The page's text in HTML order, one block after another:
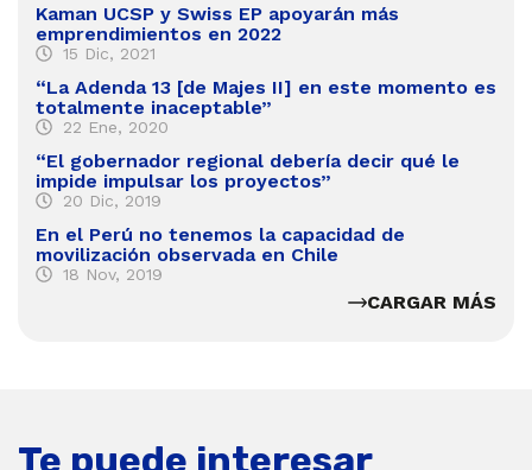
Kaman UCSP y Swiss EP apoyarán más
emprendimientos en 2022
15 Dic, 2021
“La Adenda 13 [de Majes II] en este momento es
totalmente inaceptable”
22 Ene, 2020
“El gobernador regional debería decir qué le
impide impulsar los proyectos”
20 Dic, 2019
En el Perú no tenemos la capacidad de
movilización observada en Chile
18 Nov, 2019
CARGAR MÁS
Te puede interesar